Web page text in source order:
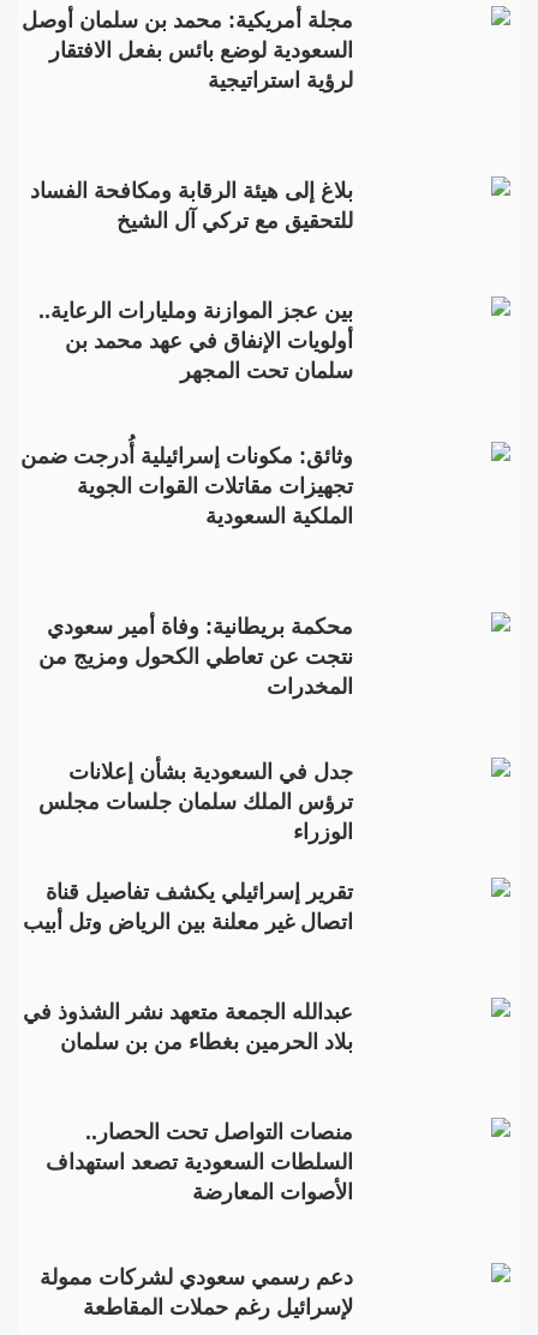
مجلة أمريكية: محمد بن سلمان أوصل
السعودية لوضع بائس بفعل الافتقار
لرؤية استراتيجية
بلاغ إلى هيئة الرقابة ومكافحة الفساد
للتحقيق مع تركي آل الشيخ
بين عجز الموازنة ومليارات الرعاية..
أولويات الإنفاق في عهد محمد بن
سلمان تحت المجهر
وثائق: مكونات إسرائيلية أُدرجت ضمن
تجهيزات مقاتلات القوات الجوية
الملكية السعودية
محكمة بريطانية: وفاة أمير سعودي
نتجت عن تعاطي الكحول ومزيج من
المخدرات
جدل في السعودية بشأن إعلانات
ترؤس الملك سلمان جلسات مجلس
الوزراء
تقرير إسرائيلي يكشف تفاصيل قناة
اتصال غير معلنة بين الرياض وتل أبيب
عبدالله الجمعة متعهد نشر الشذوذ في
بلاد الحرمين بغطاء من بن سلمان
منصات التواصل تحت الحصار..
السلطات السعودية تصعد استهداف
الأصوات المعارضة
دعم رسمي سعودي لشركات ممولة
لإسرائيل رغم حملات المقاطعة